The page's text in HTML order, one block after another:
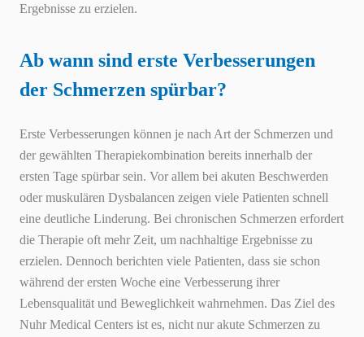
Ergebnisse zu erzielen.
Ab wann sind erste Verbesserungen
der Schmerzen spürbar?
Erste Verbesserungen können je nach Art der Schmerzen und
der gewählten Therapiekombination bereits innerhalb der
ersten Tage spürbar sein. Vor allem bei akuten Beschwerden
oder muskulären Dysbalancen zeigen viele Patienten schnell
eine deutliche Linderung. Bei chronischen Schmerzen erfordert
die Therapie oft mehr Zeit, um nachhaltige Ergebnisse zu
erzielen. Dennoch berichten viele Patienten, dass sie schon
während der ersten Woche eine Verbesserung ihrer
Lebensqualität und Beweglichkeit wahrnehmen. Das Ziel des
Nuhr Medical Centers ist es, nicht nur akute Schmerzen zu